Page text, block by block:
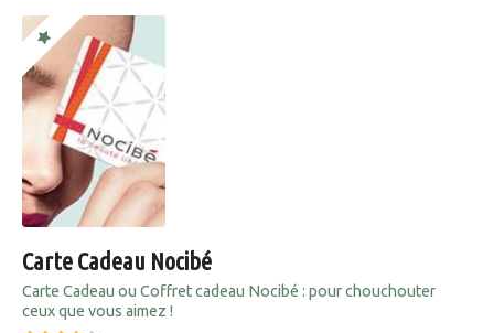
Carte Cadeau Nocibé
Carte Cadeau ou Coffret cadeau Nocibé : pour chouchouter
ceux que vous aimez !